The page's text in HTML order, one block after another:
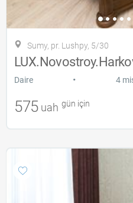
Sumy, pr. Lushpy, 5/30
Daire • 4
575 uah gün için